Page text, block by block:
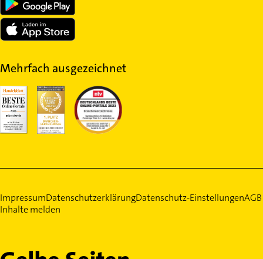
Mehrfach ausgezeichnet
ImpressumDatenschutzerklärungDatenschutz-EinstellungenAGB
Inhalte melden